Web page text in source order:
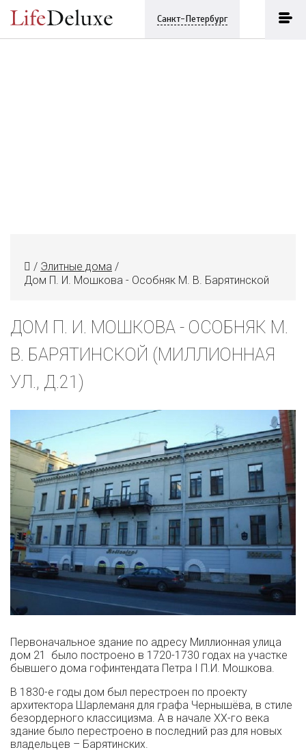
Санкт-Петербург
/ Элитные дома /
Дом П. И. Мошкова - Особняк М. В. Барятинской
ДОМ П. И. МОШКОВА - ОСОБНЯК М.
В. БАРЯТИНСКОЙ (МИЛЛИОННАЯ
УЛ., Д.21)
Первоначальное здание по адресу Миллионная улица
дом 21 было построено в 1720-1730 годах на участке
бывшего дома гофинтендата Петра I П.И. Мошкова.
В 1830-е годы дом был перестроен по проекту
архитектора Шарлеманя для графа Чернышёва, в стиле
безордерного классицизма. А в начале XX-го века
здание было перестроено в последний раз для новых
владельцев – Барятинских.